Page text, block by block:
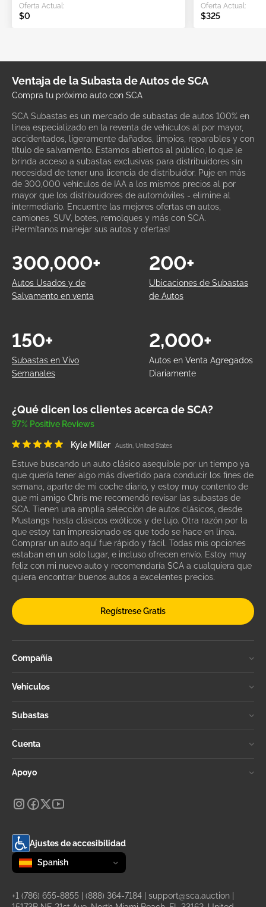
Oferta Actual:
$0
Oferta Actual:
$325
Ventaja de la Subasta de Autos de SCA
Compra tu próximo auto con SCA
SCA Subastas es un mercado de subastas de autos 100% en
línea especializado en la reventa de vehículos al por mayor,
accidentados, ligeramente dañados, limpios, reparables y con
título de salvamento. Estamos abiertos al público, lo que le
brinda acceso a subastas exclusivas para distribuidores sin
necesidad de tener una licencia de distribuidor. Puje en más
de 300,000 vehículos de IAA a los mismos precios al por
mayor que los distribuidores de automóviles - elimine al
intermediario. Encuentre las mejores ofertas en autos,
camiones, SUV, botes, remolques y más con SCA.
¡Permítanos manejar sus autos y ofertas!
Autos Usados y de
Salvamento en venta
300,000+
Ubicaciones de Subastas
de Autos
200+
Subastas en Vivo
Semanales
150+
Autos en Venta Agregados
Diariamente
2,000+
¿Qué dicen los clientes acerca de SCA?
97% Positive Reviews
Kyle Miller Austin, United States
Estuve buscando un auto clásico asequible por un tiempo ya
que quería tener algo más divertido para conducir los fines de
semana, aparte de mi coche diario, y estoy muy contento de
que mi amigo Chris me recomendó revisar las subastas de
SCA. Tienen una amplia selección de autos clásicos, desde
Mustangs hasta clásicos exóticos y de lujo. Otra razón por la
que estoy tan impresionado es que todo se hace en línea.
Comprar un auto aquí fue rápido y fácil. Todas mis opciones
estaban en un solo lugar, e incluso ofrecen envío. Estoy muy
feliz con mi nuevo auto y recomendaría SCA a cualquiera que
quiera encontrar buenos autos a excelentes precios.
Regístrese Gratis
Compañía
Vehículos
Subastas
Cuenta
Apoyo
Ajustes de accesibilidad
Change language
selected
Spanish
+1 (786) 655-8855 (888) 364-7184 support@sca.auction